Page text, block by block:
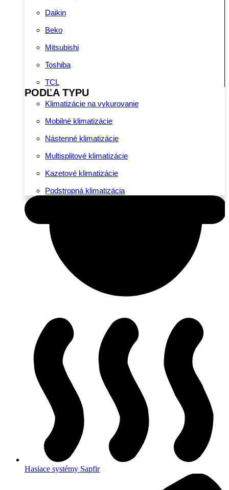
Daikin
Beko
Mitsubishi
Toshiba
TCL
PODĽA TYPU
Klimatizácie na vykurovanie
Mobilné klimatizácie
Nástenné klimatizácie
Multisplitové klimatizácie
Kazetové klimatizácie
Podstropná klimatizácia
Hasiace systémy Sapfir